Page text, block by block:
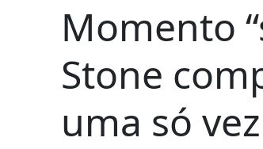
Momento
Stone
uma só